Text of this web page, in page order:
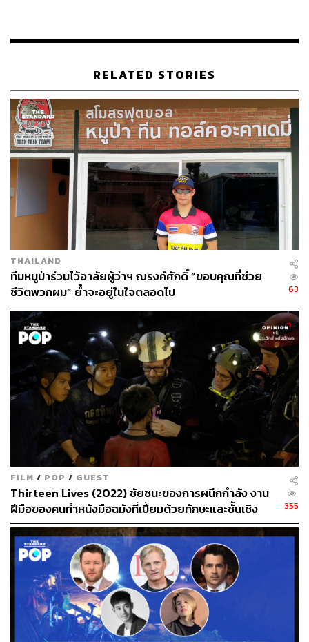
RELATED STORIES
THAILAND
ทีมหมูป่าร่วมไว้อาลัยผู้ว่าฯ ณรงค์ศักดิ์ “ขอบคุณที่ช่วย
ชีวิตพวกผม” ย้ำจะอยู่ในใจตลอดไป
63
FILM / POP / GUEST
Thirteen Lives (2022) ชัยชนะของการผนึกกำลัง งาน
ฝีมือของคนทำหนังมือฉมังที่เปี่ยมด้วยทักษะและชั้นเชิง
355